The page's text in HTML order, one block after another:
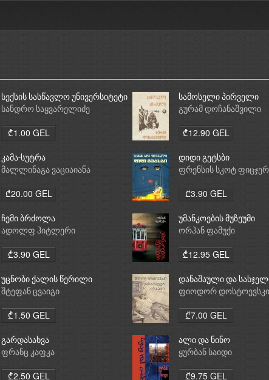
სექსის სასწავლო უნივერსიტეტი
სანდრო საყვარელიძე
₾1.00 GEL
სამოსელი პირველი
გურამ დოჩანაშვილი
₾12.90 GEL
კამა-სუტრა
მალლინაგა ვაციაიანა
₾20.00 GEL
დიდი გეტსბი
ფრენსის სკოტ
₾3.90 GEL
ჩემი ბრძოლა
ადოლფ ჰიტლერი
₾3.90 GEL
უმანკოების მუზეუმი
ორჰან ფამუქი
₾12.95 GEL
უცნობი ქალის წერილი
შტეფან ცვაიგი
₾1.50 GEL
დანაშაული და
ფიოდორ დოსტოევსკი
₾7.00 GEL
გარდასახვა
ფრანც კაფკა
₾2.50 GEL
ალი და ნინო
ყურბან საიდი
₾9.75 GEL